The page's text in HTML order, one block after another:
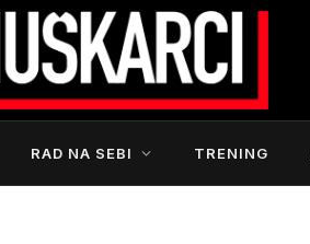
RAD NA SEBI TRENING